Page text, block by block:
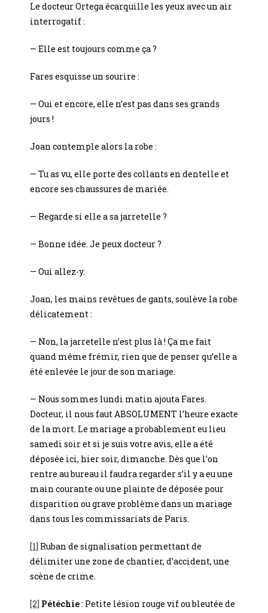
Le docteur Ortega écarquille les yeux avec un air
interrogatif :
— Elle est toujours comme ça ?
Fares esquisse un sourire :
— Oui et encore, elle n’est pas dans ses grands
jours !
Joan contemple alors la robe :
— Tu as vu, elle porte des collants en dentelle et
encore ses chaussures de mariée.
— Regarde si elle a sa jarretelle ?
— Bonne idée. Je peux docteur ?
— Oui allez-y.
Joan, les mains revêtues de gants, soulève la robe
délicatement :
— Non, la jarretelle n’est plus là ! Ça me fait
quand même frémir, rien que de penser qu’elle a
été enlevée le jour de son mariage.
— Nous sommes lundi matin ajouta Fares.
Docteur, il nous faut ABSOLUMENT l’heure exacte
de la mort. Le mariage a probablement eu lieu
samedi soir et si je suis votre avis, elle a été
déposée ici, hier soir, dimanche. Dès que l’on
rentre au bureau il faudra regarder s’il y a eu une
main courante ou une plainte de déposée pour
disparition ou grave problème dans un mariage
dans tous les commissariats de Paris.
[1] Ruban de signalisation permettant de
délimiter une zone de chantier, d’accident, une
scène de crime.
[2] Pétéchie: Petite lésion rouge vif ou bleutée de